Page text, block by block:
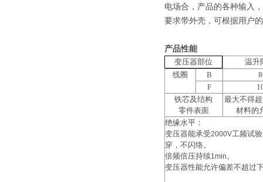
电场合，产品的各种输入
要求带外壳，可根据用户
产品性能
变压器部位
温升
线圈
B
F
铁芯及结构
零件表面
最大不得
材料的
绝缘水平：
变压器能承受2000V工频试
穿，不闪络。
倍频倍压持续1min。
变压器性能允许偏差不超过